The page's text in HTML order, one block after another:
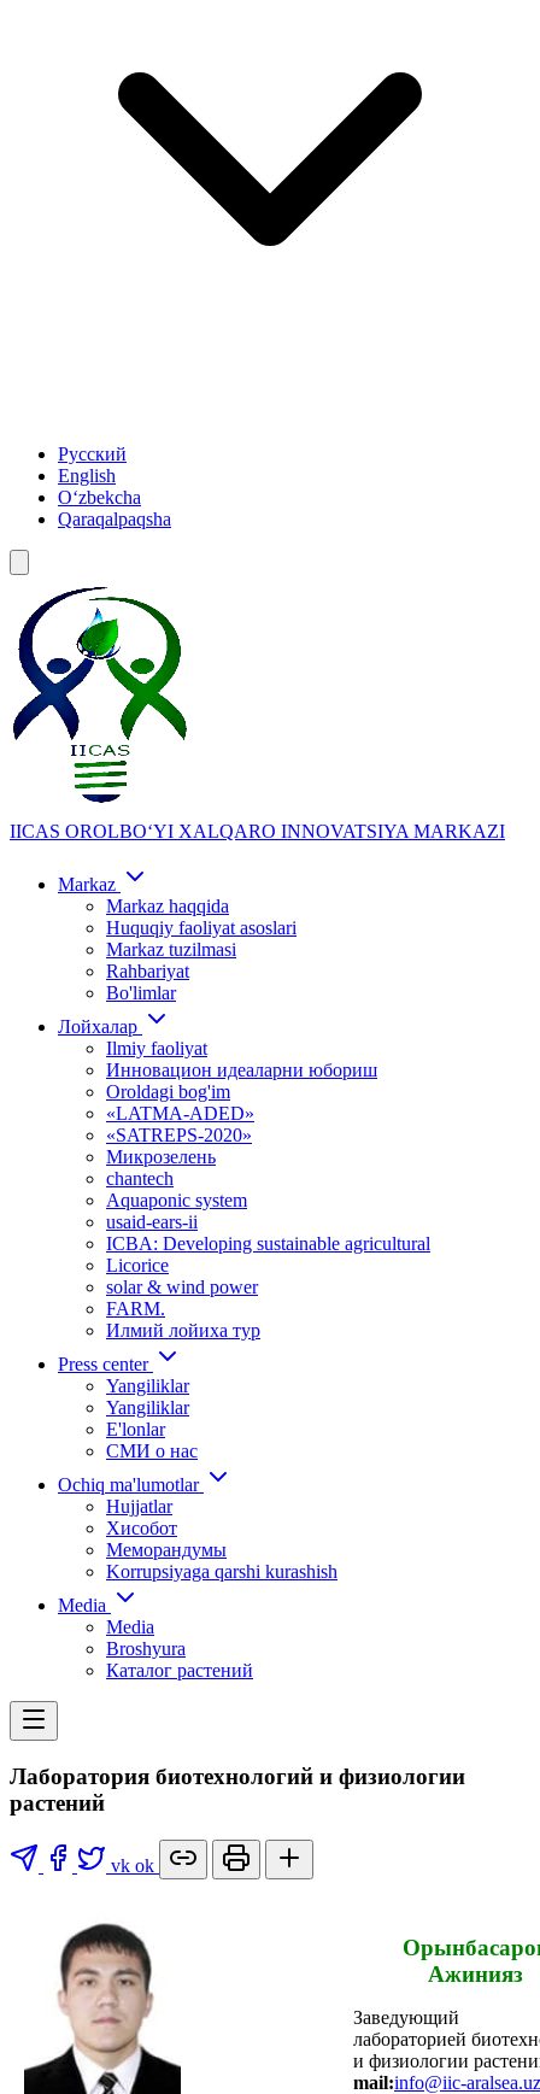
Русский
English
Oʻzbekcha
Qaraqalpaqsha
IICAS OROLBOʻYI XALQARO INNOVATSIYA MARKAZI
Markaz
Markaz haqqida
Huquqiy faoliyat asoslari
Markaz tuzilmasi
Rahbariyat
Bo'limlar
Лойхалар
Ilmiy faoliyat
Инновацион идеаларни юбориш
Oroldagi bog'im
«LATMA-ADED»
«SATREPS-2020»
Микрозелень
chantech
Aquaponic system
usaid-ears-ii
ICBA: Developing sustainable agricultural
Licorice
solar & wind power
FARM.
Илмий лойиха тур
Press center
Yangiliklar
Yangiliklar
E'lonlar
СМИ о нас
Ochiq ma'lumotlar
Hujjatlar
Хисобот
Меморандумы
Korrupsiyaga qarshi kurashish
Media
Media
Broshyura
Каталог растений
Лаборатория биотехнологий и физиологии
растений
vk ok
Ажинияз
Заведующий
лабораторией
и физиологии
mail:info@iic-aralsea.uz